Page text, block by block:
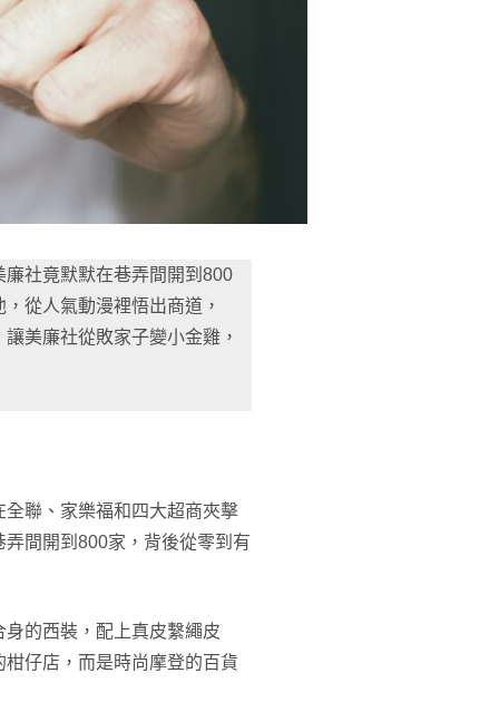
社竟默默在巷弄間開到800
從人氣動漫裡悟出商道，
美廉社從敗家子變小金雞，
聯、家樂福和四大超商夾擊
間開到800家，背後從零到有
的西裝，配上真皮繫繩皮
仔店，而是時尚摩登的百貨